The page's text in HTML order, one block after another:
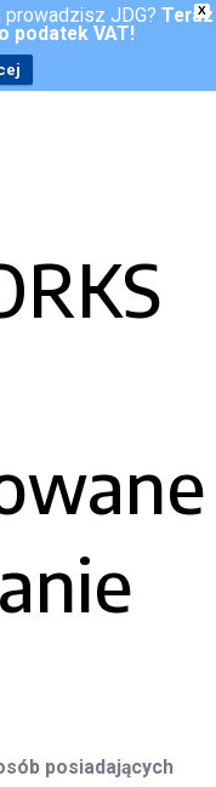
X
prowadzisz JDG? Teraz
podatek VAT!
posiadających